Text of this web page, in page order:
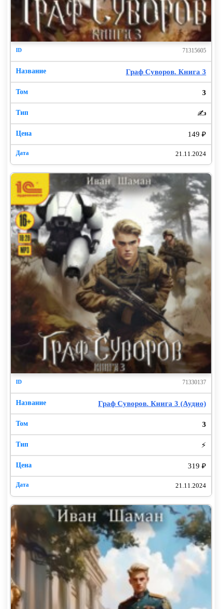
71315605
Граф Суворов. Книга 3
3
✍️
149 ₽
21.11.2024
71330137
Граф Суворов. Книга 3 (Аудио)
3
⚡
319 ₽
21.11.2024